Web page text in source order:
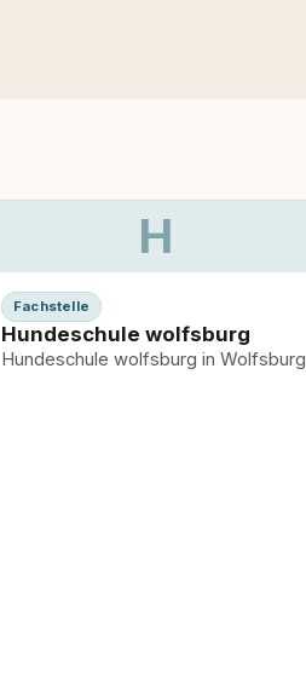
H
Fachstelle
Hundeschule wolfsburg
Hundeschule wolfsburg in Wolfsburg